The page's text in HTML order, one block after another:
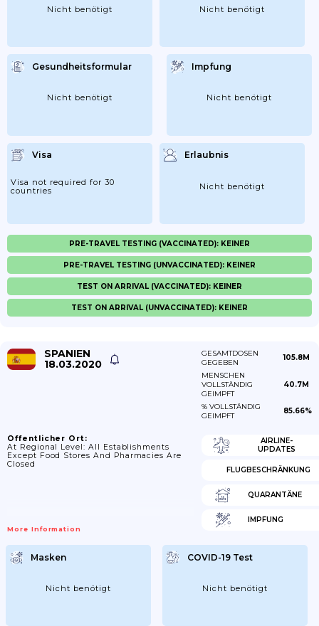
Nicht benötigt Nicht benötigt
Gesundheitsformular
Nicht benötigt
Impfung
Nicht benötigt
Visa
Visa not required for 30
countries
Erlaubnis
Nicht benötigt
PRE-TRAVEL TESTING (VACCINATED): KEINER
PRE-TRAVEL TESTING (UNVACCINATED): KEINER
TEST ON ARRIVAL (VACCINATED): KEINER
TEST ON ARRIVAL (UNVACCINATED): KEINER
SPANIEN
18.03.2020
GESAMTDOSEN
GEGEBEN
105.8M
MENSCHEN
VOLLSTÄNDIG
GEIMPFT
40.7M
% VOLLSTÄNDIG
GEIMPFT
85.66%
Öffentlicher Ort:
At Regional Level: All Establishments
Except Food Stores And Pharmacies Are
Closed
More Information
AIRLINE-
UPDATES
FLUGBESCHRÄNKUNG
QUARANTÄNE
IMPFUNG
Masken
Nicht benötigt
COVID-19 Test
Nicht benötigt